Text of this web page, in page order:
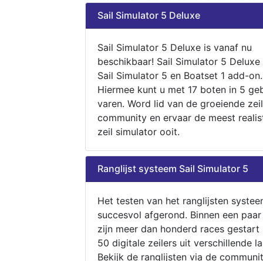
Sail Simulator 5 Deluxe
Sail Simulator 5 Deluxe is vanaf nu
beschikbaar! Sail Simulator 5
Sail Simulator 5 en Boatset 1 add-on.
Hiermee kunt u met 17 boten in 5
varen. Word lid van de groeiende zeil
community en ervaar de meest
zeil simulator ooit.
Ranglijst systeem Sail Simulator 5
Het testen van het ranglijsten
succesvol afgerond. Binnen een
zijn meer dan honderd races gestart
50 digitale zeilers uit verschillende
Bekijk de ranglijsten via de